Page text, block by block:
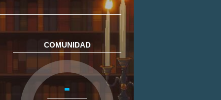
COMUNIDAD
-